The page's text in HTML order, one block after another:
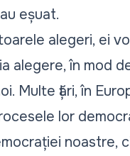
eșuat.
alegeri, ei
alegere, în mod
Multe țări, în
lor
noastre,